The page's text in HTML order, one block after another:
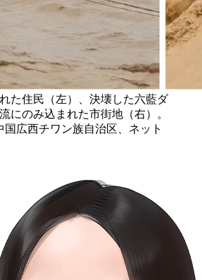
た住民（左）、決壊した六藍ダ
にのみ込まれた市街地（右）。
国広西チワン族自治区、ネット